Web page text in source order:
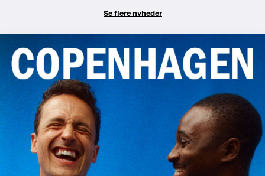
Se flere nyheder